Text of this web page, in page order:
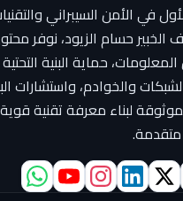
في الأمن السيبراني
الخبير حسام الزيود، نوفر
حماية البنية التحتية
والخوادم، واستشارات
لبناء معرفة تقنية قوية